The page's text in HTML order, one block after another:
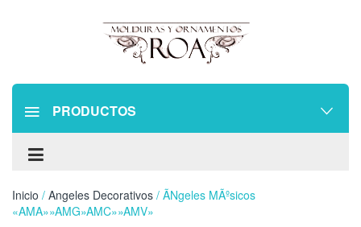
PRODUCTOS
Inicio / Angeles Decorativos / Ãngeles MÃºsicos
«AMA»»AMG»AMC»»AMV»